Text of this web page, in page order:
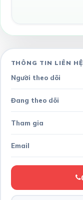
THÔNG TIN LIÊN HỆ
Người theo dõi
Đang theo dõi
Tham gia
Email